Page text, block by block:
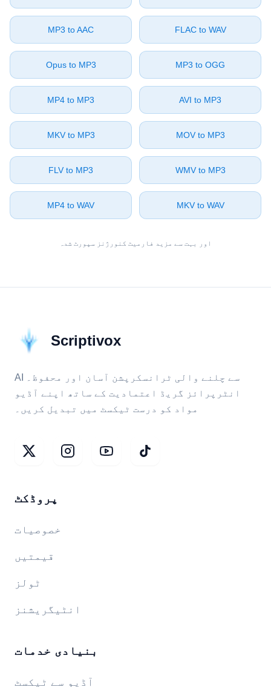
⁦MP3⁩ to ⁦AAC⁩ ⁦FLAC⁩ to ⁦WAV⁩
⁦Opus⁩ to ⁦MP3⁩ ⁦MP3⁩ to ⁦OGG⁩
⁦MP4⁩ to ⁦MP3⁩ ⁦AVI⁩ to ⁦MP3⁩
⁦MKV⁩ to ⁦MP3⁩ ⁦MOV⁩ to ⁦MP3⁩
⁦FLV⁩ to ⁦MP3⁩ ⁦WMV⁩ to ⁦MP3⁩
⁦MP4⁩ to ⁦WAV⁩ ⁦MKV⁩ to ⁦WAV⁩
اور بہت سے مزید فارمیٹ کنورژنز سپورٹ شدہ
Scriptivox
AI سے چلنے والی ٹرانسکرپشن آسان اور محفوظ۔
انٹرپرائز گریڈ اعتمادیت کے ساتھ اپنے آڈیو
مواد کو درست ٹیکسٹ میں تبدیل کریں۔
پروڈکٹ
خصوصیات
قیمتیں
ٹولز
انٹیگریشنز
بنیادی خدمات
آڈیو سے ٹیکسٹ